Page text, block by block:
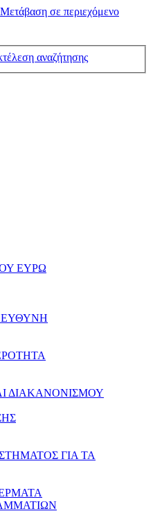
Μετάβαση σε περιεχόμενο
αναζήτησης
ΕΥΡΩ
ΕΥΘΥΝΗ
ΔΙΑΚΑΝΟΝΙΣΜΟΥ
ΓΙΑ ΤΑ